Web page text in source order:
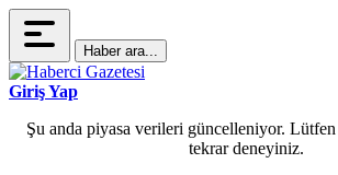
Haber ara...
Giriş Yap
Şu anda piyasa verileri güncelleniyor. Lütfen
tekrar deneyiniz.